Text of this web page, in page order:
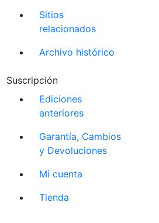
Sitios
relacionados
Archivo histórico
Suscripción
Ediciones
anteriores
Garantía, Cambios
y Devoluciones
Mi cuenta
Tienda